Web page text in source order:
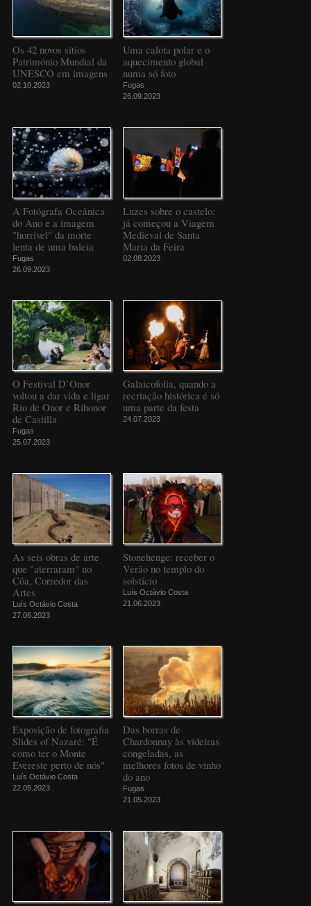
Os 42 novos sítios
Património Mundial da
UNESCO em imagens
02.10.2023
Uma calota polar e o
aquecimento global
numa só foto
Fugas
26.09.2023
A Fotógrafa Oceânica
do Ano e a imagem
"horrível" da morte
lenta de uma baleia
Fugas
26.09.2023
Luzes sobre o castelo:
já começou a Viagem
Medieval de Santa
Maria da Feira
02.08.2023
O Festival D’Onor
voltou a dar vida e ligar
Rio de Onor e Rihonor
de Castilla
Fugas
25.07.2023
Galaicofolia, quando a
recriação histórica é só
uma parte da festa
24.07.2023
As seis obras de arte
que "aterraram" no
Côa, Corredor das
Artes
Luís Octávio Costa
27.06.2023
Stonehenge: receber o
Verão no templo do
solstício
Luís Octávio Costa
21.06.2023
Exposição de fotografia
Slides of Nazaré: "É
como ter o Monte
Evereste perto de nós"
Luís Octávio Costa
22.05.2023
Das borras de
Chardonnay às videiras
congeladas, as
melhores fotos de vinho
do ano
Fugas
21.05.2023